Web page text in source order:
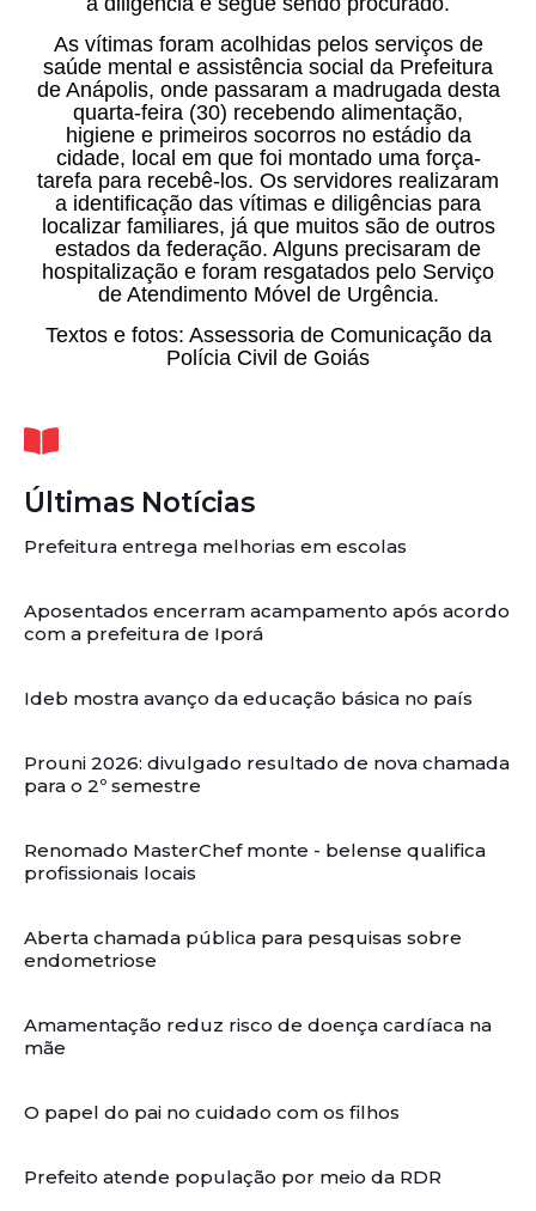
As vítimas foram acolhidas pelos serviços de
saúde mental e assistência social da Prefeitura
de Anápolis, onde passaram a madrugada desta
quarta-feira (30) recebendo alimentação,
higiene e primeiros socorros no estádio da
cidade, local em que foi montado uma força-
tarefa para recebê-los. Os servidores realizaram
a identificação das vítimas e diligências para
localizar familiares, já que muitos são de outros
estados da federação. Alguns precisaram de
hospitalização e foram resgatados pelo Serviço
de Atendimento Móvel de Urgência.
Textos e fotos: Assessoria de Comunicação da
Polícia Civil de Goiás
Últimas Notícias
Prefeitura entrega melhorias em escolas
Aposentados encerram acampamento após acordo
com a prefeitura de Iporá
Ideb mostra avanço da educação básica no país
Prouni 2026: divulgado resultado de nova chamada
para o 2º semestre
Renomado MasterChef monte - belense qualifica
profissionais locais
Aberta chamada pública para pesquisas sobre
endometriose
Amamentação reduz risco de doença cardíaca na
mãe
O papel do pai no cuidado com os filhos
Prefeito atende população por meio da RDR